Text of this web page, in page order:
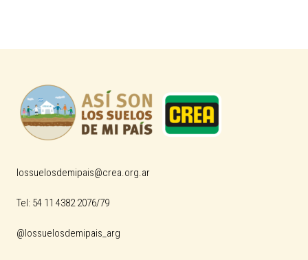
lossuelosdemipais@crea.org.ar
Tel: 54 11 4382 2076/79
@lossuelosdemipais_arg